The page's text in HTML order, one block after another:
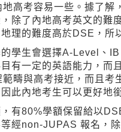
高考容易一些。據了
除了內地高考英文的難
理的難度高於DSE，所
學生會選擇A-Level、
有一定的英語能力，而
疇與高考接近，而且考
此內地考生可以更好地
有80%學額保留給以
經non-JUPAS 報名，